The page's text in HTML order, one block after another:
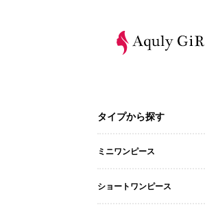
タイプから探す
ミニワンピース
ショートワンピース